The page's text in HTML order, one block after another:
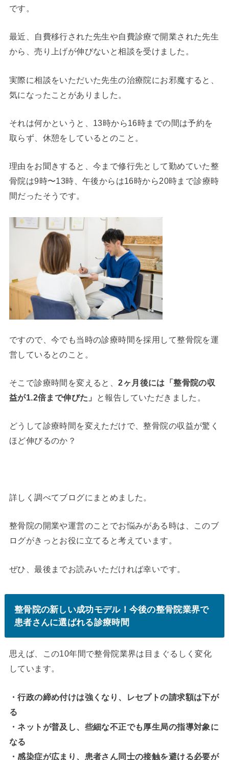
です。
最近、自費移行された先生や自費診療で開業された先生
から、売り上げが伸びないと相談を受けました。
実際に相談をいただいた先生の治療院にお邪魔すると、
気になったことがありました。
それは何かというと、13時から16時までの間は予約を
取らず、休憩をしているとのこと。
理由をお聞きすると、今まで修行先として勤めていた整
骨院は9時〜13時、午後からは16時から20時まで診療時
間だったそうです。
ですので、今でも当時の診療時間を採用して整骨院を運
営しているとのこと。
そこで診療時間を変えると、2ヶ月後には「整骨院の収
益が1.2倍まで伸びた」
と報告していただきました。
どうして診療時間を変えただけで、整骨院の収益が驚く
ほど伸びるのか？
詳しく調べてブログにまとめました。
整骨院の開業や運営のことでお悩みがある時は、このブ
ログがきっとお役に立てると考えています。
ぜひ、最後までお読みいただければ幸いです。
整骨院の新しい成功モデル！今後の整骨院業界で
患者さんに選ばれる診療時間
思えば、この10年間で整骨院業界は目まぐるしく変化
しています。
・行政の締め付けは強くなり、レセプトの請求額は下が
る
・ネットが普及し、些細な不正でも厚生局の指導対象に
なる
・感染症が広まり、患者さん同士の接触を避ける必要が